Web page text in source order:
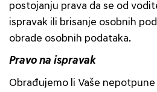
postojanju prava da se od
ispravak ili brisanje osobnih
obrade osobnih podataka.
Pravo na ispravak
Obrađujemo li Vaše